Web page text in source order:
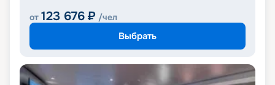
от 123 676 ₽ /чел
Выбрать